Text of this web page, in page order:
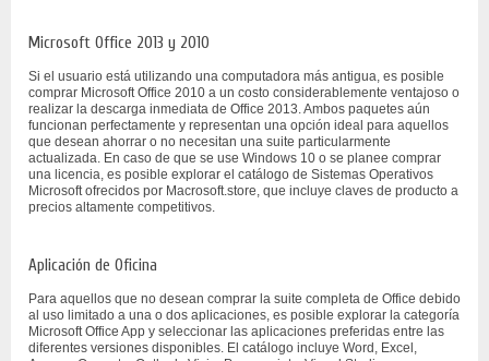
Microsoft Office 2013 y 2010
Si el usuario está utilizando una computadora más antigua, es posible
comprar Microsoft Office 2010 a un costo considerablemente ventajoso o
realizar la descarga inmediata de Office 2013. Ambos paquetes aún
funcionan perfectamente y representan una opción ideal para aquellos
que desean ahorrar o no necesitan una suite particularmente
actualizada. En caso de que se use Windows 10 o se planee comprar
una licencia, es posible explorar el catálogo de Sistemas Operativos
Microsoft ofrecidos por Macrosoft.store, que incluye claves de producto a
precios altamente competitivos.
Aplicación de Oficina
Para aquellos que no desean comprar la suite completa de Office debido
al uso limitado a una o dos aplicaciones, es posible explorar la categoría
Microsoft Office App y seleccionar las aplicaciones preferidas entre las
diferentes versiones disponibles. El catálogo incluye Word, Excel,